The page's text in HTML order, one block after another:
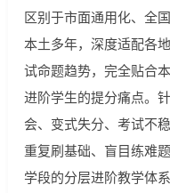
区别于市面通用化、全
本土多年，深度适配各
试命题趋势，完全贴合
进阶学生的提分痛点。
会、变式失分、考试不
重复刷基础、盲目练难
学段的分层进阶教学体